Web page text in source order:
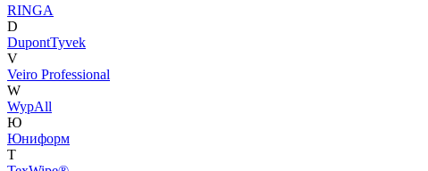
RINGA
D
DupontTyvek
V
Veiro Professional
W
WypAll
Ю
Юниформ
T